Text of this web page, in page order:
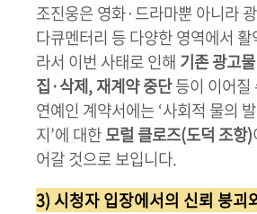
조진웅은 영화·드라마뿐 아니라
다큐멘터리 등 다양한 영역에서
라서 이번 사태로 인해 기존 광고
집·삭제, 재계약 중단등이 이어질
연예인 계약서에는 ‘사회적 물의
지’에 대한모럴 클로즈(도덕 조항)
어갈 것으로 보입니다.
3) 시청자 입장에서의 신뢰 붕괴